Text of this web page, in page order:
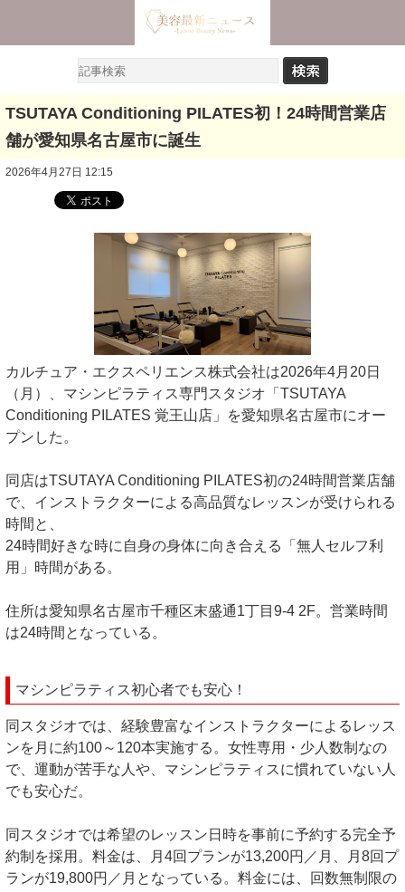
TSUTAYA Conditioning PILATES初！24時間営業店
舗が愛知県名古屋市に誕生
2026年4月27日 12:15
カルチュア・エクスペリエンス株式会社は2026年4月20日
（月）、マシンピラティス専門スタジオ「TSUTAYA
Conditioning PILATES 覚王山店」を愛知県名古屋市にオー
プンした。
同店はTSUTAYA Conditioning PILATES初の24時間営業店舗
で、インストラクターによる高品質なレッスンが受けられる
時間と、
24時間好きな時に自身の身体に向き合える「無人セルフ利
用」時間がある。
住所は愛知県名古屋市千種区末盛通1丁目9-4 2F。営業時間
は24時間となっている。
マシンピラティス初心者でも安心！
同スタジオでは、経験豊富なインストラクターによるレッス
ンを月に約100～120本実施する。女性専用・少人数制なの
で、運動が苦手な人や、マシンピラティスに慣れていない人
でも安心だ。
同スタジオでは希望のレッスン日時を事前に予約する完全予
約制を採用。料金は、月4回プランが13,200円／月、月8回プ
ランが19,800円／月となっている。料金には、回数無制限の